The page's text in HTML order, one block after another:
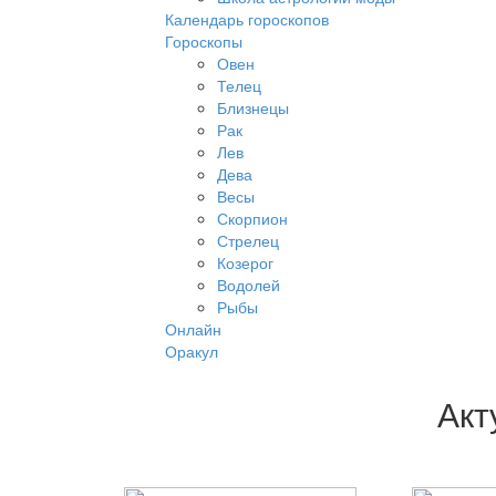
Календарь гороскопов
Гороскопы
Овен
Телец
Близнецы
Рак
Лев
Дева
Весы
Скорпион
Стрелец
Козерог
Водолей
Рыбы
Онлайн
Оракул